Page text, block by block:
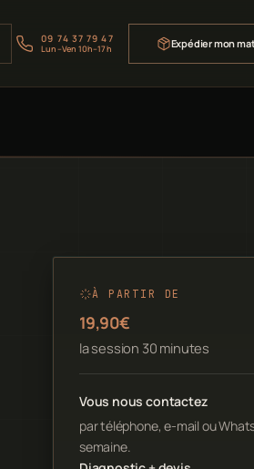
09 74 37 79 47
Lun–Ven 10h–17h Expédier mon
À PARTIR DE
19,90€
la session 30 minutes
Vous nous contactez
par téléphone, e-mail ou
semaine.